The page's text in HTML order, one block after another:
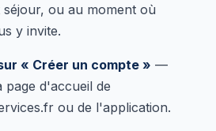
ou au moment où
y invite.
« Créer un compte » —
page d'accueil de
ou de l'application.